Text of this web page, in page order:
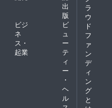
出
版
ビジ
ネ
ス・
起業
ビ
ュ
ー
テ
ィ
ー
・
ヘ
ル
ラ
ウ
ド
フ
ァ
ン
デ
ィ
ン
グ
と